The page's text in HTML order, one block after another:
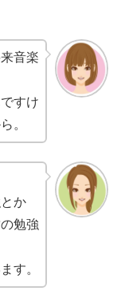
音楽
すけ
。
か
勉強
す。